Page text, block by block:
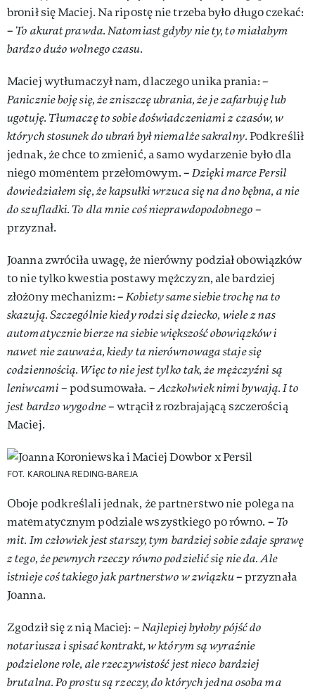
bronił się Maciej. Na ripostę nie trzeba było długo czekać:
– To akurat prawda. Natomiast gdyby nie ty, to miałabym
bardzo dużo wolnego czasu.
Maciej wytłumaczył nam, dlaczego unika prania: –
Panicznie boję się, że zniszczę ubrania, że je zafarbuję lub
ugotuję. Tłumaczę to sobie doświadczeniami z czasów, w
których stosunek do ubrań był niemalże sakralny. Podkreślił
jednak, że chce to zmienić, a samo wydarzenie było dla
niego momentem przełomowym. –Dzięki marce Persil
dowiedziałem się, że kapsułki wrzuca się na dno bębna, a nie
do szufladki. To dla mnie coś nieprawdopodobnego–
przyznał.
Joanna zwróciła uwagę, że nierówny podział obowiązków
to nie tylko kwestia postawy mężczyzn, ale bardziej
złożony mechanizm: –Kobiety same siebie trochę na to
skazują. Szczególnie kiedy rodzi się dziecko, wiele z nas
automatycznie bierze na siebie większość obowiązków i
nawet nie zauważa, kiedy ta nierównowaga staje się
codziennością. Więc to nie jest tylko tak, że mężczyźni są
leniwcami– podsumowała. –Aczkolwiek nimi bywają. I to
jest bardzo wygodne– wtrącił z rozbrajającą szczerością
Maciej.
FOT. KAROLINA REDING-BAREJA
Oboje podkreślali jednak, że partnerstwo nie polega na
matematycznym podziale wszystkiego po równo. – To
mit. Im człowiek jest starszy, tym bardziej sobie zdaje sprawę
z tego, że pewnych rzeczy równo podzielić się nie da. Ale
istnieje coś takiego jak partnerstwo w związku– przyznała
Joanna.
Zgodził się z nią Maciej: –Najlepiej byłoby pójść do
notariusza i spisać kontrakt, w którym są wyraźnie
podzielone role, ale rzeczywistość jest nieco bardziej
brutalna. Po prostu są rzeczy, do których jedna osoba ma